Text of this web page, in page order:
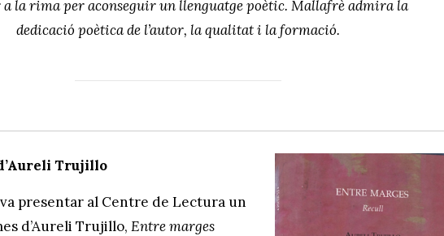
la rima per aconseguir un llenguatge poètic. Mallafrè admira la
dedicació poètica de l’autor, la qualitat i la formació.
Trujillo
va presentar al Centre de Lectura un
d’Aureli Trujillo, Entre marges